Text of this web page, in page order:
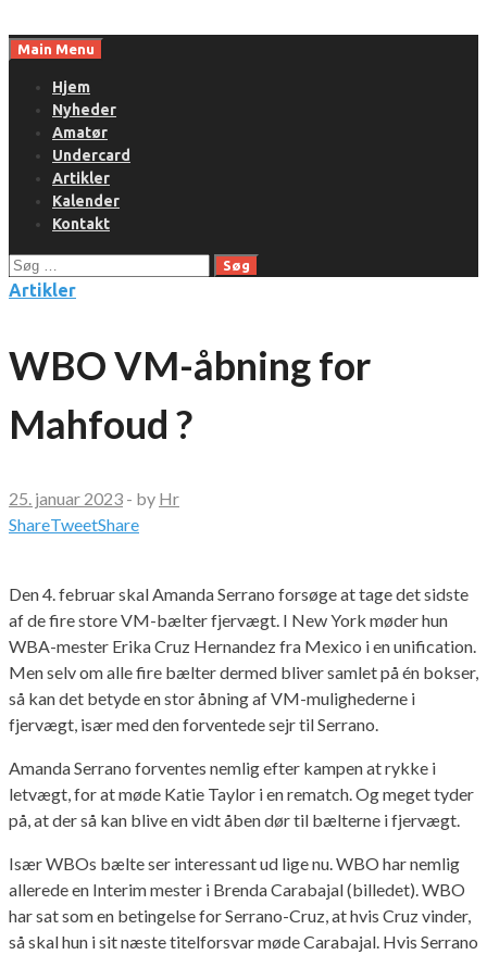
toMain Menu
Hjem
Nyheder
Amatør
Undercard
Artikler
Kalender
Kontakt
Søg
efter:
Artikler
WBO VM-åbning for
Mahfoud ?
25. januar 2023 - by Hr
ShareTweetShare
Den 4. februar skal Amanda Serrano forsøge at tage det sidste
af de fire store VM-bælter fjervægt. I New York møder hun
WBA-mester Erika Cruz Hernandez fra Mexico i en unification.
Men selv om alle fire bælter dermed bliver samlet på én bokser,
så kan det betyde en stor åbning af VM-mulighederne i
fjervægt, især med den forventede sejr til Serrano.
Amanda Serrano forventes nemlig efter kampen at rykke i
letvægt, for at møde Katie Taylor i en rematch. Og meget tyder
på, at der så kan blive en vidt åben dør til bælterne i fjervægt.
Især WBOs bælte ser interessant ud lige nu. WBO har nemlig
allerede en Interim mester i Brenda Carabajal (billedet). WBO
har sat som en betingelse for Serrano-Cruz, at hvis Cruz vinder,
så skal hun i sit næste titelforsvar møde Carabajal. Hvis Serrano